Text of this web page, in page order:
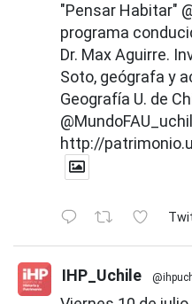
"Pensar Habitar"
programa
Dr. Max Aguirre.
Soto, geógrafa y
Geografía U. de
http://
IHP_Uchile